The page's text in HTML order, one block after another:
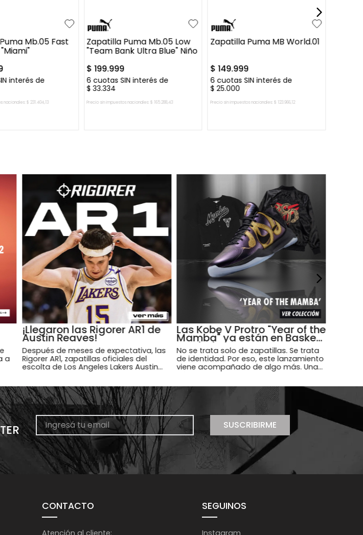
Mb.05 Fast
interés de
nacionales: $ 231 .404 13
37.5 38
Zapatilla Puma Mb.05 Low
"Team Bank Ultra Blue" Niño
$ 199.999
6 cuotas SIN interés de
$ 33.334
Precio sin impuestos nacionales: $ 165.288,43
37 37.5
Zapatilla Puma MB World.01
$ 149.999
6 cuotas SIN interés de
$ 25.000
Precio sin impuestos nacionales: $ 123 966, 12
a
¡Llegaron las Rigorer AR1 de
Austin Reaves!
Después de meses de expectativa, las
Rigorer AR1, zapatillas oficiales del
escolta de Los Angeles Lakers Austin
Capital.
Las Kobe V Protro "Year of the
Mamba" ya están en Basket
Capital
No se trata solo de zapatillas. Se trata
de identidad. Por eso, este lanzamiento
viene acompañado de algo más. Una
Nike Kobe Filled 'Year of the Mamba',
Jersey Nike Kobe Baseball Top 'Year of
the Mamba' con personalidad y ADN
callejero, mantra de Basket Capital y
Pantalon Nike Kobe 'Year of the Mamba'
de micro-malla plisada y caída amplia,
para vestirse como las estrellas de la
NBA.
SUSCRIBIRME
CONTACTO SEGUINOS